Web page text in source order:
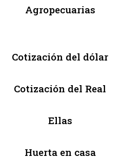
Agropecuarias
Cotización del dólar
Cotización del Real
Ellas
Huerta en casa